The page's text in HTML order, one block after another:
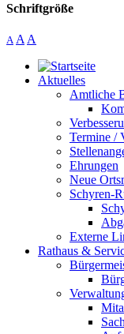
Schriftgröße
A A A
Aktuelles
Amtliche
Termine /
Ehrungen
Neue
Schyren-
Externe
Rathaus &